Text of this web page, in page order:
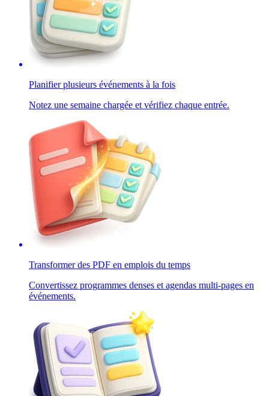
Planifier plusieurs événements à la fois
Notez une semaine chargée et vérifiez chaque entrée.
Transformer des PDF en emplois du temps
Convertissez programmes denses et agendas multi-pages en
événements.